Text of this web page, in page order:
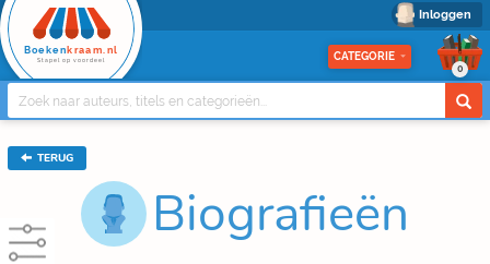
Inloggen
Boeken kraam.nl
Stapel op voordeel CATEGORIE
0
TERUG
Biografieën